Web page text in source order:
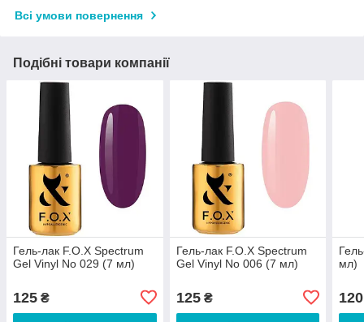
Всі умови повернення
Подібні товари компанії
Гель-лак F.O.X Spectrum
Gel Vinyl No 029 (7 мл)
125 ₴
Гель-лак F.O.X Spectrum
Gel Vinyl No 006 (7 мл)
125₴
мл)
120